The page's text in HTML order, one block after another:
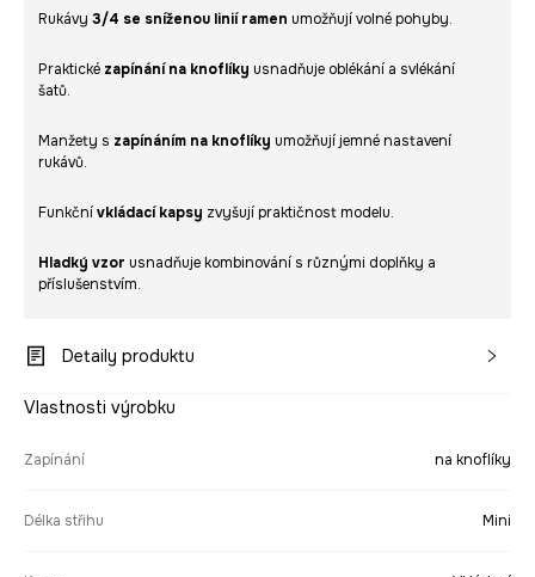
Rukávy 3/4 se sníženou linií ramen umožňují volné pohyby.
Praktické zapínání na knoflíky usnadňuje oblékání a svlékání
šatů.
Manžety s zapínáním na knoflíky umožňují jemné nastavení
rukávů.
Funkčnívkládací kapsy zvyšují praktičnost modelu.
Hladký vzor usnadňuje kombinování s různými doplňky a
příslušenstvím.
Detaily produktu
Vlastnosti výrobku
Zapínání na knoflíky
Délka střihu Mini